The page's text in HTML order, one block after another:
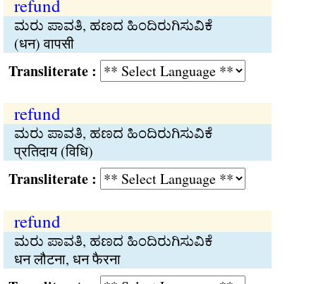
refund
ಮರು ಪಾವತಿ, ಹಣದ ಹಿಂದಿರುಗಿಸುವಿಕೆ
(धन) वापसी
:
refund
ಮರು ಪಾವತಿ, ಹಣದ ಹಿಂದಿರುಗಿಸುವಿಕೆ
प्रतिदाय (विधि)
:
refund
ಮರು ಪಾವತಿ, ಹಣದ ಹಿಂದಿರುಗಿಸುವಿಕೆ
धन लौटना, धन फैरना